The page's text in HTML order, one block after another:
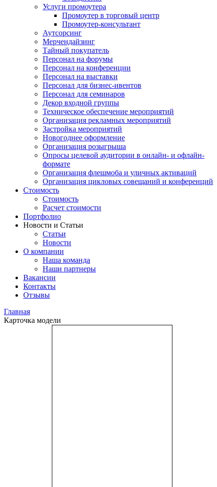
Услуги промоутера
Промоутер в торговый центр
Промоутер-консультант
Аутсорсинг
Мерчендайзинг
Тайный покупатель
Персонал на форумы
Персонал на конференции
Персонал на выставки
Персонал для бизнес-ивентов
Персонал для семинаров
Декор входной группы
Техническое обеспечение мероприятий
Организация рекламных мероприятий
Застройка мероприятий
Новогоднее оформление
Организация розыгрыша
Опросы целевой аудитории в онлайн- и офлайн-
формате
Организация флешмоба и уличных активаций
Организация цикловых совещаний и конференций
Стоимость
Стоимость
Расчет стоимости
Портфолио
Новости и Статьи
Статьи
Новости
О компании
Наша команда
Наши партнеры
Вакансии
Контакты
Отзывы
Главная
Карточка модели